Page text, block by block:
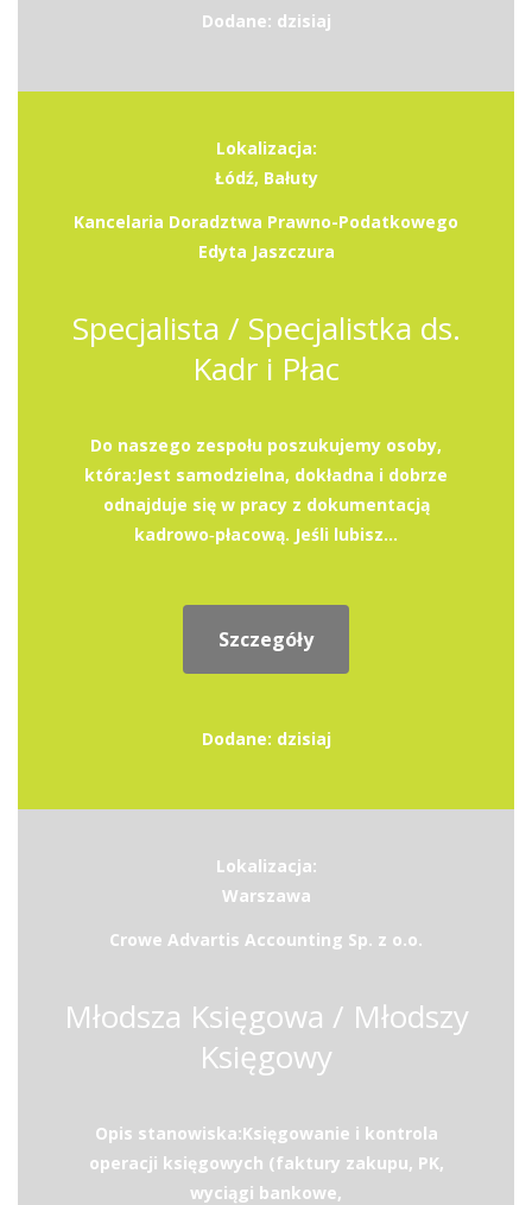
Dodane: dzisiaj
Lokalizacja:
Łódź, Bałuty
Kancelaria Doradztwa Prawno-Podatkowego
Edyta Jaszczura
Specjalista / Specjalistka ds.
Kadr i Płac
Do naszego zespołu poszukujemy osoby,
która:Jest samodzielna, dokładna i dobrze
odnajduje się w pracy z dokumentacją
kadrowo‑płacową. Jeśli lubisz...
Szczegóły
Dodane: dzisiaj
Lokalizacja:
Warszawa
Crowe Advartis Accounting Sp. z o.o.
Młodsza Księgowa / Młodszy
Księgowy
Opis stanowiska:Księgowanie i kontrola
operacji księgowych (faktury zakupu, PK,
wyciągi bankowe,